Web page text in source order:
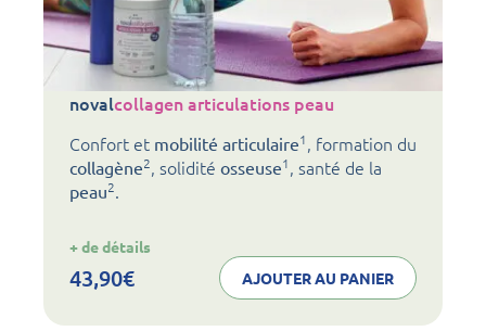
novalcollagen articulations peau
Confort et mobilité articulaire1, formation du
collagène2, solidité osseuse1, santé de la
peau2.
+ de détails
collagen
articulations
43,90€ AJOUTER AU PANIER